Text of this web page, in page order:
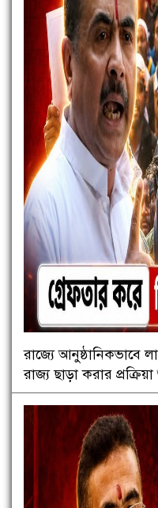
রাজ্যে আনুষ্ঠানিকভাবে
রাজ্য ছাড়া করার